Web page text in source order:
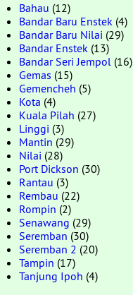
Bahau (12)
Bandar Baru Enstek (4)
Bandar Baru Nilai (29)
Bandar Enstek (13)
Bandar Seri Jempol (16)
Gemas (15)
Gemencheh (5)
Kota (4)
Kuala Pilah (27)
Linggi (3)
Mantin (29)
Nilai (28)
Port Dickson (30)
Rantau (3)
Rembau (22)
Rompin (2)
Senawang (29)
Seremban (30)
Seremban 2 (20)
Tampin (17)
Tanjung Ipoh (4)